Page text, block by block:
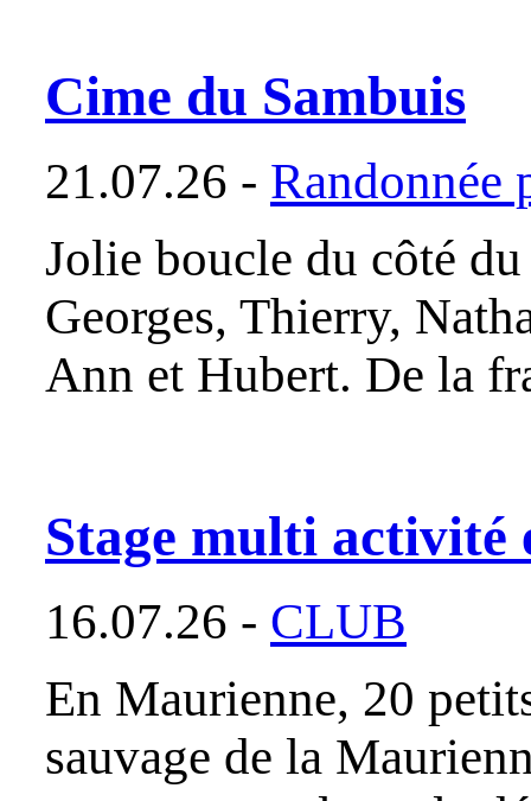
Cime du Sambuis
21.07.26 - Randonnée
Jolie boucle du côté
Georges, Thierry,
Ann et Hubert. De la
Stage multi activité
16.07.26 - CLUB
En Maurienne, 20
sauvage de la